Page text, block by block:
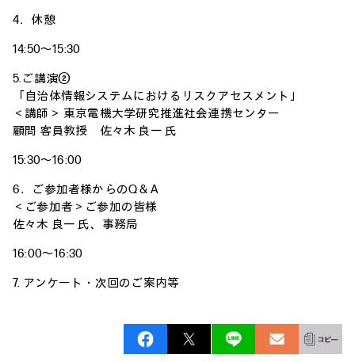
4．休憩
14:50～15:30
5.ご講演②
「自治体情報システムにおけるリスクアセスメント」
＜講師＞ 東京電機大学研究推進社会連携センター
顧問 客員教授 佐々木 良一 氏
15:30～16:00
6．ご参加者様からのQ & A
＜ご参加者＞ご参加の皆様
佐々木 良一 氏、事務局
16:00〜16:30
7. アンケート・次回のご案内等